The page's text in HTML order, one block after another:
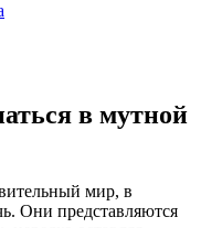
в мутной
мир, в
Они представляются